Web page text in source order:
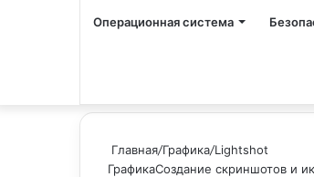
Операционная система
Главная/Графика/Lightshot
ГрафикаСоздание скриншотов и